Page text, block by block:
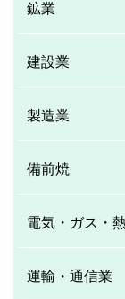
鉱業
建設業
製造業
備前焼
電気・ガス・
運輸・通信業